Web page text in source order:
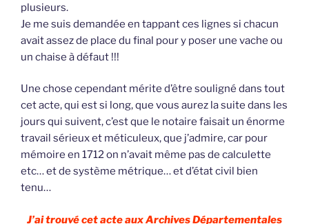
plusieurs.
Je me suis demandée en tappant ces lignes si chacun
avait assez de place du final pour y poser une vache ou
un chaise à défaut !!!
Une chose cependant mérite d’être souligné dans tout
cet acte, qui est si long, que vous aurez la suite dans les
jours qui suivent, c’est que le notaire faisait un énorme
travail sérieux et méticuleux, que j’admire, car pour
mémoire en 1712 on n’avait même pas de calculette
etc… et de système métrique… et d’état civil bien
tenu…
J’ai trouvé cet acte aux Archives Départementales